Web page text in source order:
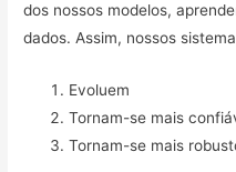
dos nossos modelos,
dados. Assim, nossos
Evoluem
Tornam-se mais
Tornam-se mais